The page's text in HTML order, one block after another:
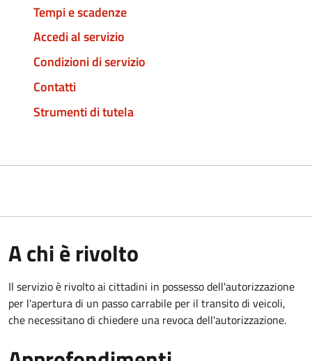
Tempi e scadenze
Accedi al servizio
Condizioni di servizio
Contatti
Strumenti di tutela
A chi è rivolto
Il servizio è rivolto ai cittadini in possesso dell'autorizzazione
per l'apertura di un passo carrabile per il transito di veicoli,
che necessitano di chiedere una revoca dell'autorizzazione.